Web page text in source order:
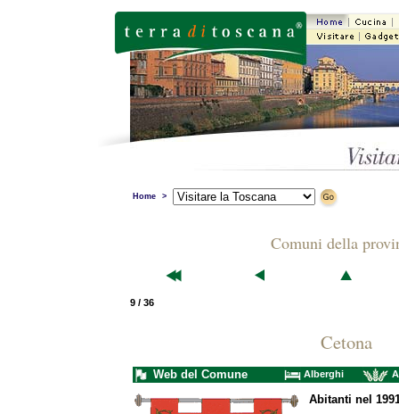
Home >
Comuni della
9 / 36
Cetona
Web del Comune Alberghi
Abitanti nel